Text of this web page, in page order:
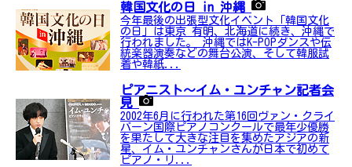
韓国文化の日 in 沖縄
今年最後の出張型文化イベント「韓国文化
の日」は東京 有明、北海道に続き、沖縄で
行われました。 沖縄ではK-POPダンスや伝
統楽器演奏などの舞台公演、そして韓服試
着や韓紙...
ピアニスト〜イム・ユンチャン記者会
見
2002年6月に行われた第16回ヴァン・クライ
バーン国際ピアノコンクールで最年少優勝
を果たして大きな注目を集めたアジアの新
星、イム・ユンチャンさんが日本で初めて
ピアノ・リ...